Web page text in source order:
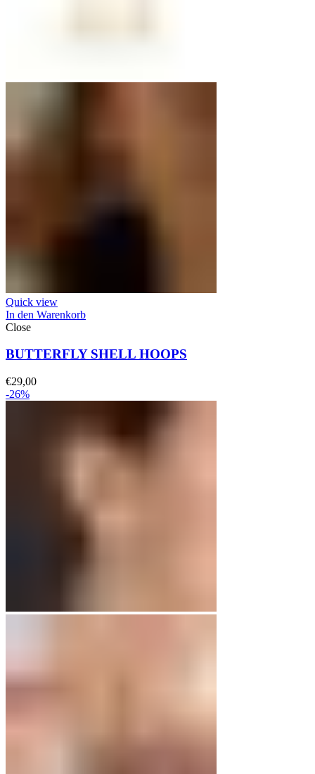
Quick view
In den Warenkorb
Close
BUTTERFLY SHELL HOOPS
€29,00
-26%